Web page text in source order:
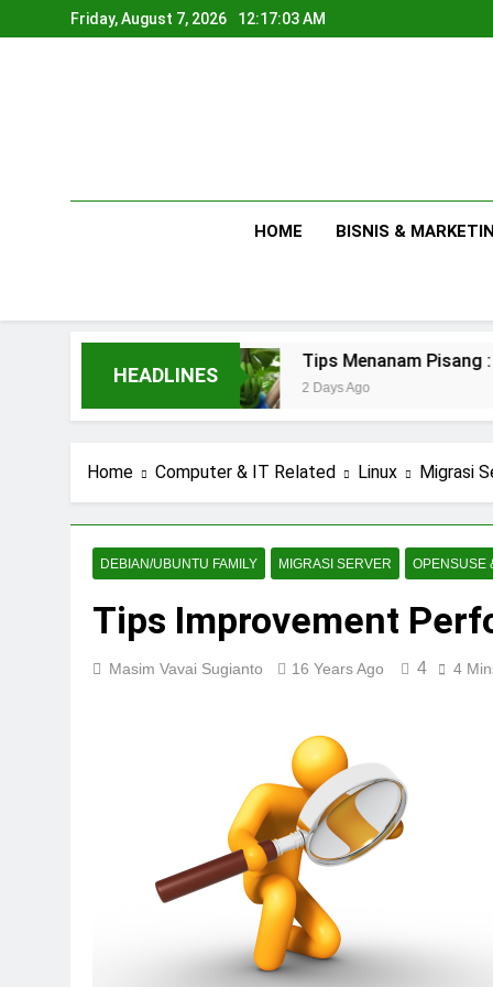
to
Friday, August 7, 2026 12:17:04 AM
HOME BISNIS &
HEADLINES
Tips Menanam Pisang : Pentingnya
2 Days Ago
Home Computer & IT Related Linux Migrasi
DEBIAN/UBUNTU FAMILY MIGRASI SERVER OPENSUSE
Tips Improvement
Masim Vavai Sugianto 16 Years Ago 4 4